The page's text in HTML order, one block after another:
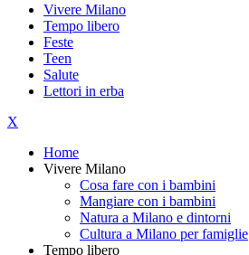
Vivere Milano
Tempo libero
Feste
Teen
Salute
Lettori in erba
X
Home
Vivere Milano
Cosa fare con i bambini
Mangiare con i bambini
Natura a Milano e dintorni
Cultura a Milano per famiglie
Tempo libero